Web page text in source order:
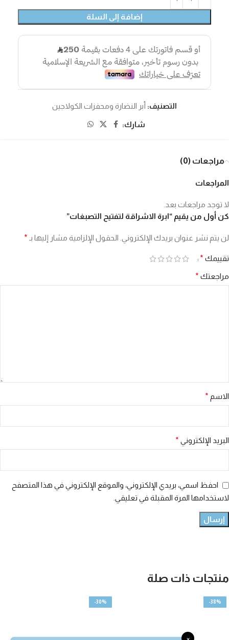
×
إضافة إلى السلة
التصنيف: أبر النضارة ومحفزات الكولاجين
شارك:
مراجعات (0)
المراجعات
لا توجد مراجعات بعد.
كن أول من يقيم “ابرة الاشراقة لتفتيح التصبغات”
لن يتم نشر عنوان بريدك الإلكتروني. الحقول الإلزامية مشار إليها بـ *
تقييمك *
مراجعتك *
الاسم *
البريد الإلكتروني *
احفظ اسمي، بريدي الإلكتروني، والموقع الإلكتروني في هذا المتصفح
لاستخدامها المرة المقبلة في تعليقي.
منتجات ذات صلة
-38%
-30%